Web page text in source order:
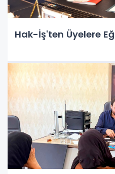
Hak-İş'ten Üyelere